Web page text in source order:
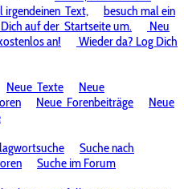
irgendeinen Text,
besuch mal ein
auf der Startseite um.
Neu
an!
Wieder da? Log Dich
Neue Texte
Neue
Neue Forenbeiträge
Neue
Suche nach
Suche im Forum